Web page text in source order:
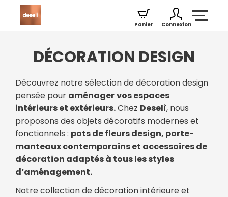
Connexion
Panier
DÉCORATION DESIGN
Découvrez notre sélection de décoration design
pensée pour aménagervos espaces
intérieurs et extérieurs.Chez Deselì, nous
proposons des objets décoratifs modernes et
fonctionnels : pots de fleurs design, porte-
manteaux contemporains et accessoires de
décoration adaptés à tous les styles
d’aménagement.
Notre collection de décoration intérieure et